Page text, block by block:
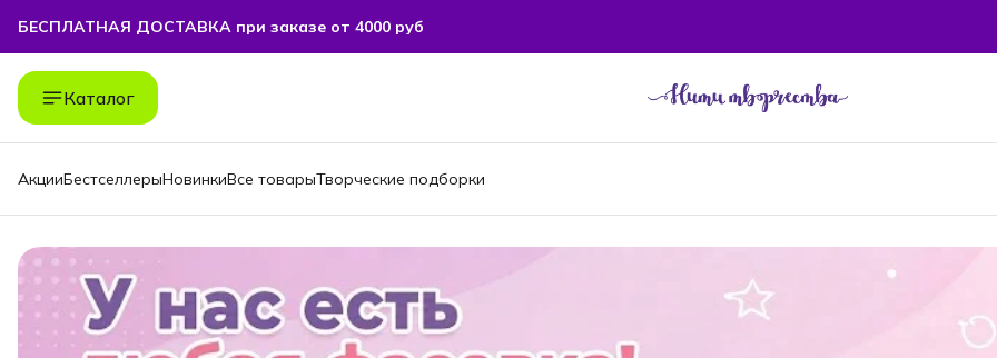
БЕСПЛАТНАЯ ДОСТАВКА при заказе от 4000 руб
БЕСПЛАТНАЯ ДОСТАВКА при заказе от 4000 руб
Каталог
АкцииБестселлерыНовинкиВсе товарыТворческие подборки